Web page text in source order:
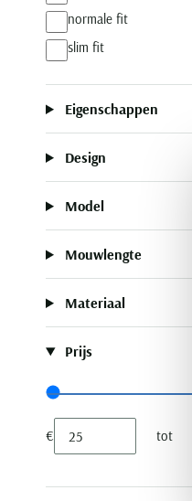
normale fit
slim fit
Eigenschappen
Design
Model
Mouwlengte
Materiaal
Prijs
Range slider min value
Range slider max value
Minimum value input
€ tot